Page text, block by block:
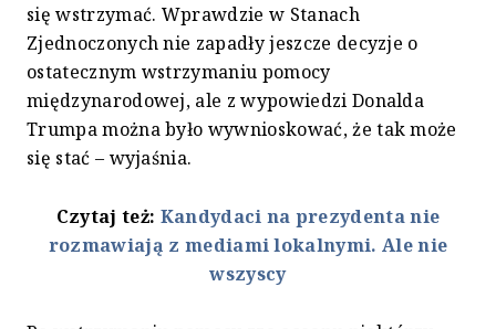
się wstrzymać. Wprawdzie w Stanach
Zjednoczonych nie zapadły jeszcze decyzje o
ostatecznym wstrzymaniu pomocy
międzynarodowej, ale z wypowiedzi Donalda
Trumpa można było wywnioskować, że tak może
się stać – wyjaśnia.
Czytaj też: Kandydaci na prezydenta nie
rozmawiają z mediami lokalnymi. Ale nie
wszyscy